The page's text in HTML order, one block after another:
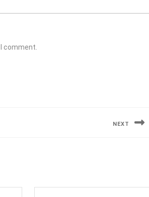
comment.
NEXT